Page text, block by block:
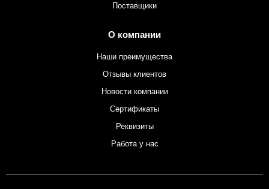
Поставщики
О компании
Наши преимущества
Отзывы клиентов
Новости компании
Сертификаты
Реквизиты
Работа у нас